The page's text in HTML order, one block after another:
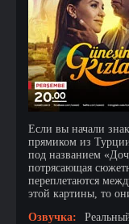
Если вы начали
прямиком из
под названием
потрясающая
переплетаются
этой картины, то
Озвучка: